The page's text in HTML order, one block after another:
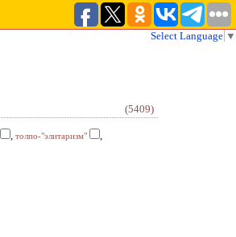
Select Language ▼
(5409)
, толпо-"элитаризм" ,